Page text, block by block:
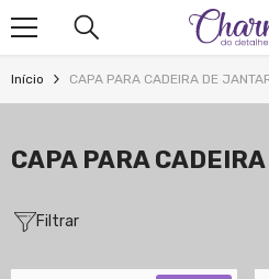
Início CAPA PARA CADEIRA DE
CAPA PARA
Filtrar